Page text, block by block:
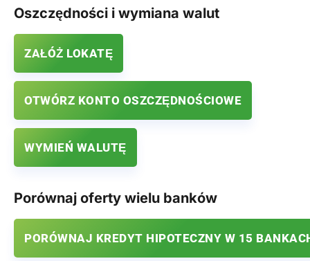
Oszczędności i wymiana walut
ZAŁÓŻ LOKATĘ
OTWÓRZ KONTO OSZCZĘDNOŚCIOWE
WYMIEŃ WALUTĘ
Porównaj oferty wielu banków
PORÓWNAJ KREDYT HIPOTECZNY W 15